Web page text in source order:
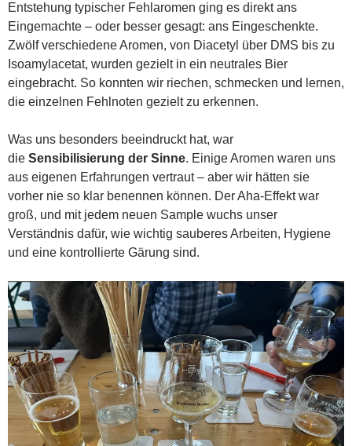
Entstehung typischer Fehlaromen ging es direkt ans
Eingemachte – oder besser gesagt: ans Eingeschenkte.
Zwölf verschiedene Aromen, von Diacetyl über DMS bis zu
Isoamylacetat, wurden gezielt in ein neutrales Bier
eingebracht. So konnten wir riechen, schmecken und lernen,
die einzelnen Fehlnoten gezielt zu erkennen.
Was uns besonders beeindruckt hat, war
die Sensibilisierung der Sinne. Einige Aromen waren uns
aus eigenen Erfahrungen vertraut – aber wir hätten sie
vorher nie so klar benennen können. Der Aha-Effekt war
groß, und mit jedem neuen Sample wuchs unser
Verständnis dafür, wie wichtig sauberes Arbeiten, Hygiene
und eine kontrollierte Gärung sind.